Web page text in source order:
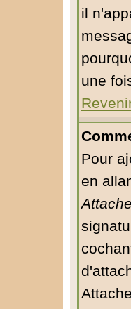
il
une
Pour
en